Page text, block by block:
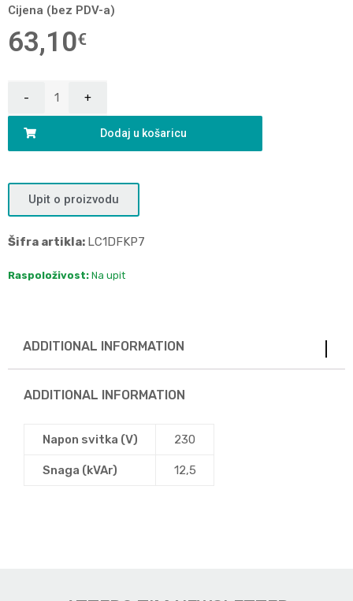
Cijena (bez PDV-a)
63,10€
Dodaj u košaricu
Upit o proizvodu
Šifra artikla: LC1DFKP7
Raspoloživost: Na upit
ADDITIONAL INFORMATION
ADDITIONAL INFORMATION
Napon svitka (V) 230
Snaga (kVAr) 12,5